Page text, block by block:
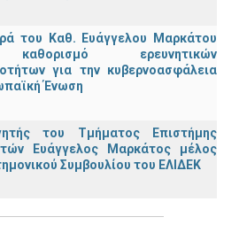
του Καθ. Ευάγγελου Μαρκάτου
ερευνητικών
για την κυβερνοασφάλεια
Ένωση
του Τμήματος Επιστήμης
Ευάγγελος Μαρκάτος μέλος
Συμβουλίου του ΕΛΙΔΕΚ